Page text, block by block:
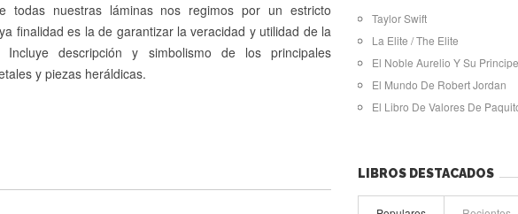
todas nuestras láminas nos regimos por un estricto
finalidad es la de garantizar la veracidad y utilidad de la
Incluye descripción y simbolismo de los principales
y piezas heráldicas.
Taylor Swift
La Elite / The Elite
El Noble Aurelio Y Su
El Mundo De Robert Jordan
El Libro De Valores De
LIBROS DESTACADOS